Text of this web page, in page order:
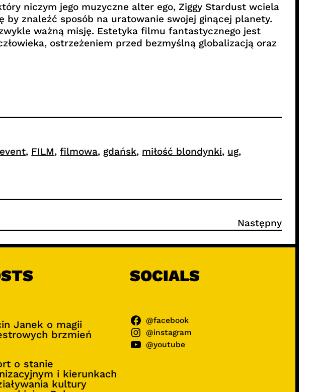
niczym jego muzyczne alter ego, Ziggy Stardust wciela
by znaleźć sposób na uratowanie swojej ginącej planety.
ważną misję. Estetyka filmu fantastycznego jest
ostrzeżeniem przed bezmyślną globalizacją oraz
event, FILM, filmowa, gdańsk, miłość blondynki, ug
Następny
Janek o magii
brzmień
o stanie
i kierunkach
kultury
SOCIALS
@facebook
@instagram
@youtube